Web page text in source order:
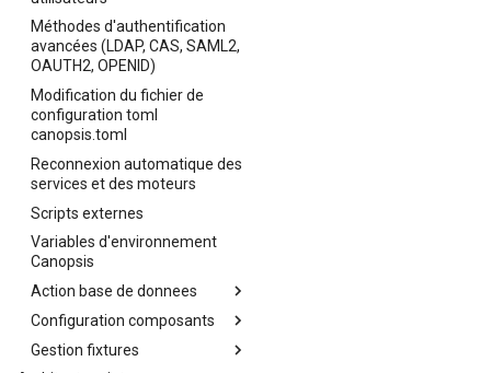
Méthodes d'authentification
avancées (LDAP, CAS, SAML2,
OAUTH2, OPENID)
Modification du fichier de
configuration toml
canopsis.toml
Reconnexion automatique des
services et des moteurs
Scripts externes
Variables d'environnement
Canopsis
Action base de donnees
Actions avancées sur les
bases de données
Cas d'usage d'actions
Configuration composants
Configuration avancée de la
base de données MongoDB
Gestion fixtures